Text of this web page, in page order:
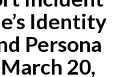
(4)
｜
月
｜
星
鷹
Identity
Persona
20,